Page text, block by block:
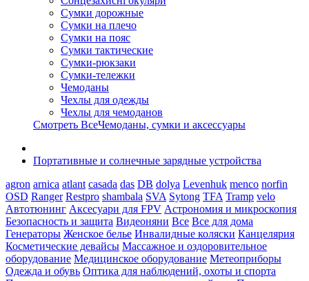
Сумки дорожные
Сумки на плечо
Сумки на пояс
Сумки тактические
Сумки-рюкзаки
Сумки-тележки
Чемоданы
Чехлы для одежды
Чехлы для чемоданов
Смотреть ВсеЧемоданы, сумки и аксессуары
Портативные и солнечные зарядные устройства
agron arnica atlant casada das DB dolya Levenhuk menco norfin
OSD Ranger Restpro shambala SVA Sytong TFA Tramp velo
Автотюнинг Аксесуари для FPV Астрономия и микроскопия
Безопасность и защита Видеоняни Все Все для дома
Генераторы Женское белье Инвалидные коляски Канцелярия
Косметические девайсы Массажное и оздоровительное
оборудование Медицинское оборудование Метеоприборы
Одежда и обувь Оптика для наблюдений, охоты и спорта